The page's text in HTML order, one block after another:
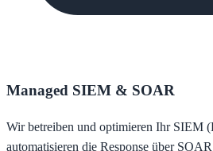
Managed SIEM & SOAR
Wir betreiben und optimieren Ihr SIEM
automatisieren die Response über